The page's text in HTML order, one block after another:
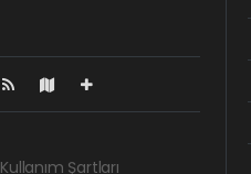
Kullanım Şartları